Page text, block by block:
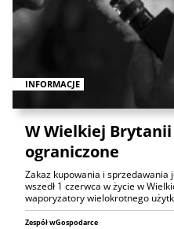
INFORMACJE
W Wielkiej
ograniczone
Zakaz kupowania i
wszedł 1 czerwca w życie w
waporyzatory wielokrotnego
Zespół wGospodarce